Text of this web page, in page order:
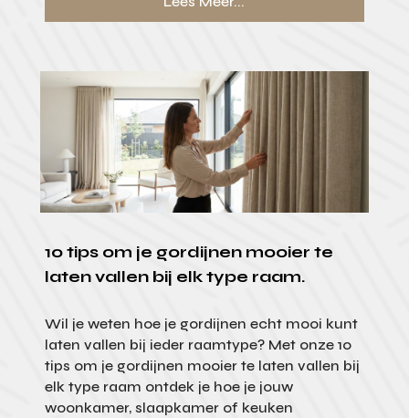
10 tips om je gordijnen mooier te
laten vallen bij elk type raam.
Wil je weten hoe je gordijnen echt mooi kunt
laten vallen bij ieder raamtype? Met onze 10
tips om je gordijnen mooier te laten vallen bij
elk type raam ontdek je hoe je jouw
woonkamer, slaapkamer of keuken